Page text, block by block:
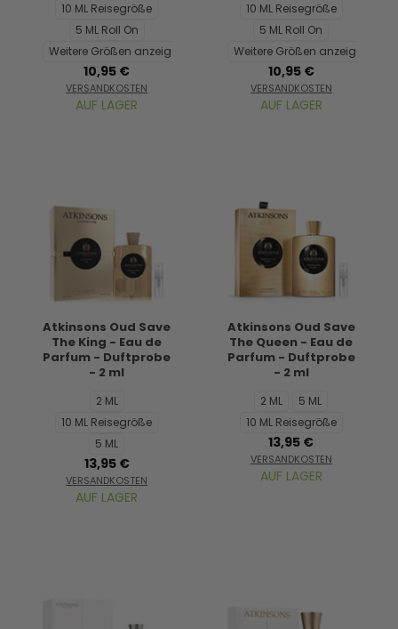
10 ML Reisegröße
5 ML Roll On
Weitere Größen anzeigen...
10,95 €
VERSANDKOSTEN
AUF LAGER
10 ML Reisegröße
5 ML Roll On
Weitere Größen anzeigen...
10,95 €
VERSANDKOSTEN
AUF LAGER
Atkinsons Oud Save
The King - Eau de
Parfum - Duftprobe
- 2 ml
2 ML
10 ML Reisegröße
5 ML
13,95 €
VERSANDKOSTEN
AUF LAGER
Atkinsons Oud Save
The Queen - Eau de
Parfum - Duftprobe
- 2 ml
2 ML
5 ML
10 ML Reisegröße
13,95 €
VERSANDKOSTEN
AUF LAGER